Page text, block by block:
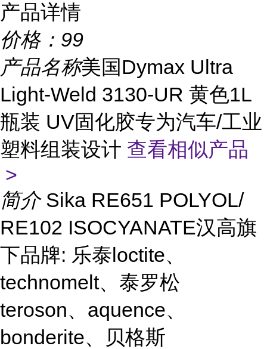
产品详情
价格： 99
产品名称美国Dymax Ultra
Light-Weld 3130-UR 黄色1L
瓶装 UV固化胶专为汽车/工业
塑料组装设计 查看相似产品
>
简介 Sika RE651 POLYOL/
RE102 ISOCYANATE汉高旗
下品牌: 乐泰loctite、
technomelt、泰罗松
teroson、aquence、
bonderite、贝格斯